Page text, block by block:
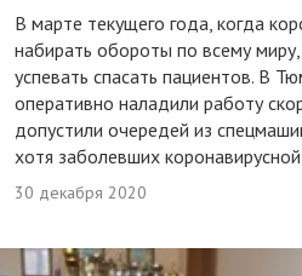
В марте текущего года, когда
набирать обороты по всему
успевать спасать пациентов. В
оперативно наладили работу
допустили очередей из
хотя заболевших
30 декабря 2020